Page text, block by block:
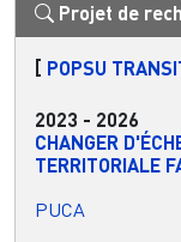
Projet de
[ POPSU
2023 - 2026
CHANGER
TERRITORIALE
PUCA